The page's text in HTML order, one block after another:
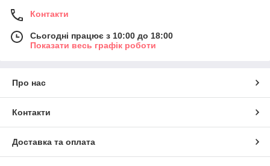
Несомненно, стильным и доступным вариантом будет
черный меховойжилет из кроликас воротником из песца.
Можливо, Ви сумніваєтеся в тому, чи дозволить Вам погода
Дізнайтеся
постійно розширюється.
Контакти
Сьогодні працює з 10:00 до 18:00
Показати весь графік роботи
Про нас
Контакти
Доставка та оплата